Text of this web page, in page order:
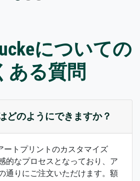
についての
ある質問
どのようにできますか？
ートプリントのカスタマイズ
的なプロセスとなっており、ア
通りにご注文いただけます。額